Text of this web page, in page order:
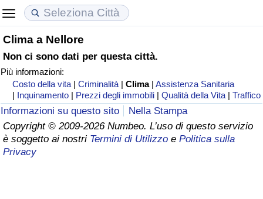
Clima a Nellore
Non ci sono dati per questa città.
Più informazioni:
Costo della vita |Criminalità |Clima |Assistenza Sanitaria
| Inquinamento | Prezzi degli immobili |Qualità della Vita |Traffico
Informazioni su questo sito
Nella Stampa
Copyright © 2009-2026 Numbeo. L’uso di questo servizio
è soggetto ai nostri Termini di Utilizzo e Politica sulla
Privacy
Costo della vita
Indice Del Costo Della Vita (corrente)
Indice Del Costo Della Vita
Indice del Costo della Vita per Nazione
Prezzi degli immobili
Indice del Prezzo delle Case (Corrente)
Indice del Prezzo delle Case
Indice del Prezzo delle Case per Nazione
Qualità della Vita
Indice della Qualità della Vita
Indice della Qualità della Vita (Corrente)
Indice della qualità della vita per Paese